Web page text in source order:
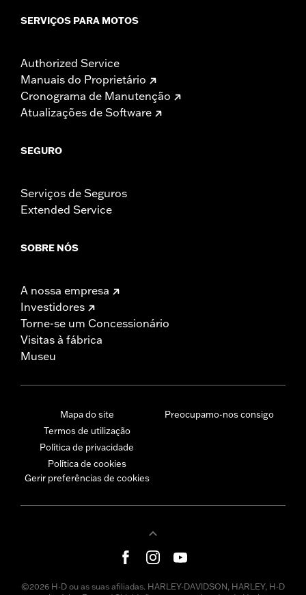
SERVIÇOS PARA MOTOS
Authorized Service
Manuais do Proprietário
Cronograma de Manutenção
Atualizações de Software
SEGURO
Serviços de Seguros
Extended Service
SOBRE NÓS
A nossa empresa
Investidores
Torne-se um Concessionário
Visitas à fábrica
Museu
Mapa do site
Termos de utilização
Política de privacidade
Política de cookies
Gerir preferências de cookies
Preocupamo-nos consigo
©2026 H-D ou as suas afiliadas. HARLEY-DAVIDSON, HARLEY, H-D